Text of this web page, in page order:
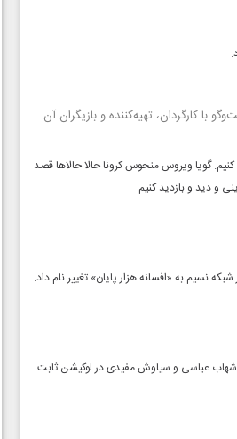
کارگردان، تهیه‌کننده و بازیگران آن
تجربه کنیم. گویا ویروس منحوس کرونا حالا حالاها قصد
و دید و بازدید کنیم.
نسیم به «افسانه هزار پایان» تغییر نام داد.
شهاب عباسی و سیاوش مفیدی در لوکیشن ثابت